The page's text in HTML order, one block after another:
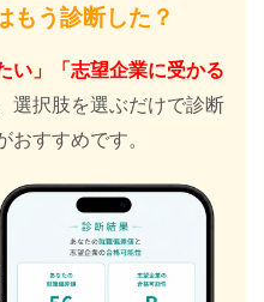
もう診断した？
い」「志望企業に受かる
選択肢を選ぶだけで診断
おすすめです。